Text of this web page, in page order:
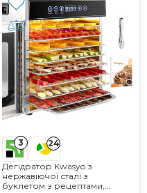
3 24
Дегідратор Kwasyo з
нержавіючої сталі з
буклетом з рецептами,